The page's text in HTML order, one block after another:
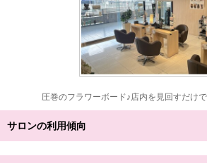
圧巻のフラワーボード♪店内を見回すだけで
サロンの利用傾向